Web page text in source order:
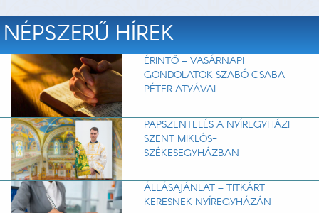
NÉPSZERŰ HÍREK
ÉRINTŐ – VASÁRNAPI
GONDOLATOK SZABÓ CSABA
PÉTER ATYÁVAL
PAPSZENTELÉS A NYÍREGYHÁZI
SZENT MIKLÓS-
SZÉKESEGYHÁZBAN
ÁLLÁSAJÁNLAT – TITKÁRT
KERESNEK NYÍREGYHÁZÁN